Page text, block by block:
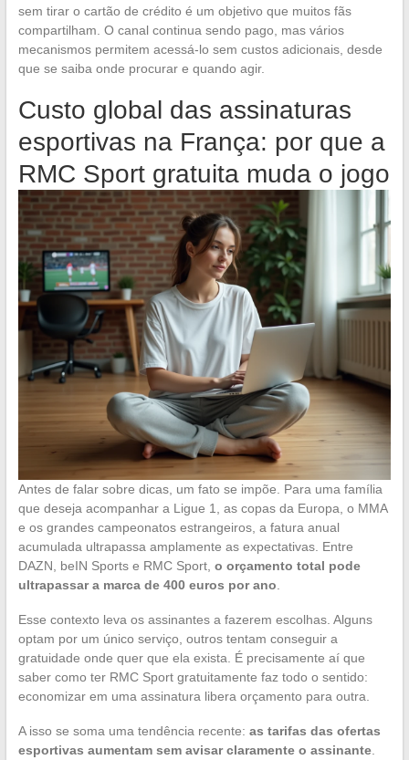
sem tirar o cartão de crédito é um objetivo que muitos fãs
compartilham. O canal continua sendo pago, mas vários
mecanismos permitem acessá-lo sem custos adicionais, desde
que se saiba onde procurar e quando agir.
Custo global das assinaturas
esportivas na França: por que a
RMC Sport gratuita muda o jogo
Antes de falar sobre dicas, um fato se impõe. Para uma família
que deseja acompanhar a Ligue 1, as copas da Europa, o MMA
e os grandes campeonatos estrangeiros, a fatura anual
acumulada ultrapassa amplamente as expectativas. Entre
DAZN, beIN Sports e RMC Sport, o orçamento total pode
ultrapassar a marca de 400 euros por ano
Esse contexto leva os assinantes a fazerem escolhas. Alguns
optam por um único serviço, outros tentam conseguir a
gratuidade onde quer que ela exista. É precisamente aí que
saber como ter RMC Sport gratuitamente faz todo o sentido:
economizar em uma assinatura libera orçamento para outra.
A isso se soma uma tendência recente: as tarifas das ofertas
esportivas aumentam sem avisar claramente o assinante.